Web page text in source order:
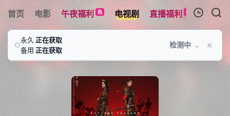
首页 电影 午夜福利 热 电视剧 直播福利 新 综艺
○
永久 正在获取
备用 正在获取
检测中 ⌄ ×